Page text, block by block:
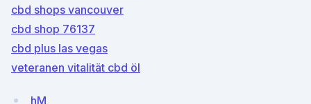
cbd shops vancouver
cbd shop 76137
cbd plus las vegas
veteranen vitalität cbd öl
hM